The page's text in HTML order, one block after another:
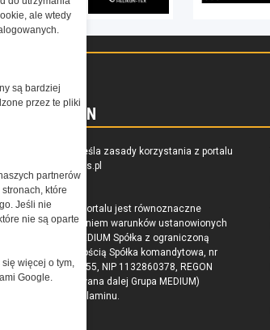
REGULAMIN
Regulamin określa zasady korzystania z portalu
www.special-ops.pl
Korzystanie z portalu jest równoznaczne
z zaakceptowaniem warunków ustanowionych
przez Grupa MEDIUM Spółka z ograniczoną
odpowiedzialnością Spółka komandytowa, nr
KRS: 0000537655, NIP 1132860378, REGON
146393437 (zwana dalej Grupa MEDIUM)
w postaci Regulaminu.
ale wtedy
są bardziej
przez te pliki
partnerów
które
Jeśli nie
nie są oparte
więcej o tym,
Google.